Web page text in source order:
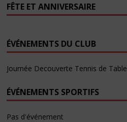
FÊTE ET ANNIVERSAIRE
ÉVÉNEMENTS DU CLUB
Journée Decouverte Tennis de Table
ÉVÉNEMENTS SPORTIFS
Pas d'événement